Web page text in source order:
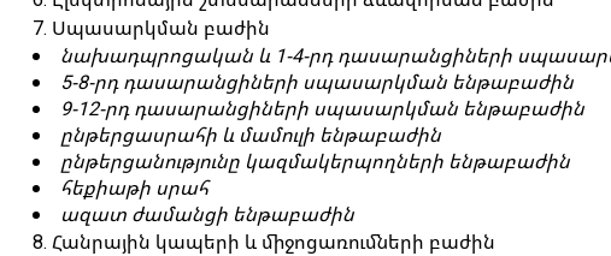
7. Սպասարկման բաժին
նախադպրոցական և 1-4-րդ դասարանցիների
5-8-րդ դասարանցիների սպասարկման ենթաբաժին
9-12-րդ դասարանցիների սպասարկման ենթաբաժին
ընթերցասրահի և մամուլի ենթաբաժին
ընթերցանությունը կազմակերպողների ենթաբաժին
հեքիաթի սրահ
ազատ ժամանցի ենթաբաժին
8. Հանրային կապերի և միջոցառումների բաժին